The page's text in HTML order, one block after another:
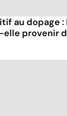
au dopage
provenir